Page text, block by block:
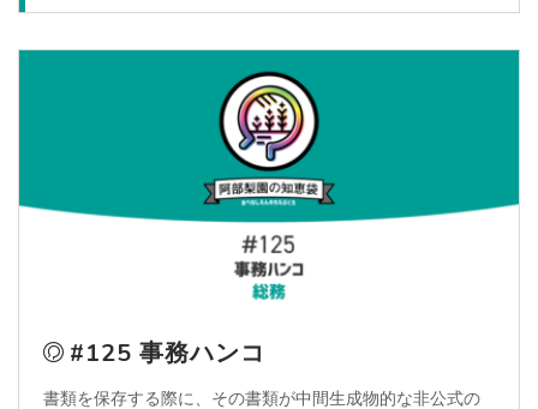
#125 事務ハンコ
書類を保存する際に、その書類が中間生成物的な非公式の